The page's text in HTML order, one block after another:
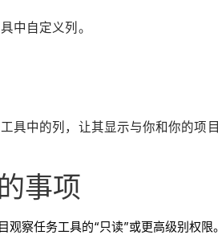
中自定义列。
具中的列，让其显示与你和你的项
事项
观察任务工具的“只读”或更高级别权限。